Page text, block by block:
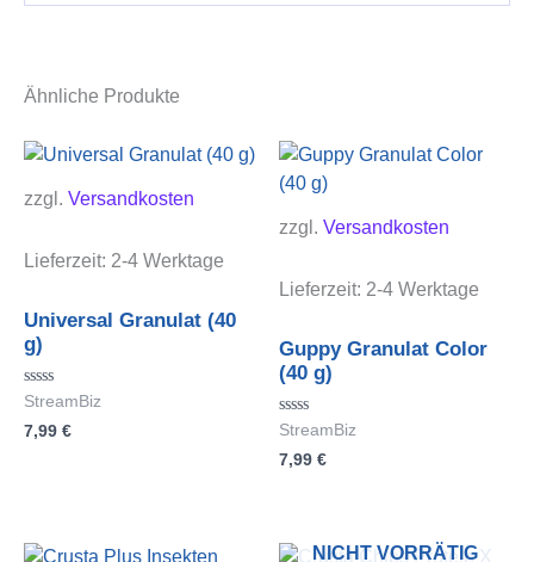
Ähnliche Produkte
zzgl. Versandkosten
Lieferzeit: 2-4 Werktage
Universal Granulat (40
g)
Bewertet
0
StreamBiz
7,99 €
zzgl. Versandkosten
Lieferzeit: 2-4 Werktage
Guppy Granulat Color
(40 g)
Bewertet
0
StreamBiz
7,99 €
NICHT VORRÄTIG